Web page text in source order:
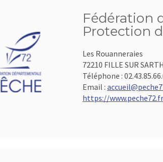
Fédération
Protection
Les Rouanneraies
72210 FILLE SUR
Téléphone :
Email :
https://www.peche72.fr